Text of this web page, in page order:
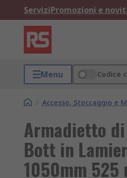
ServiziPromozioni e
Menu Codice
/ Accesso, Stoccaggio e
Armadietto
Bott in
1050mm 525